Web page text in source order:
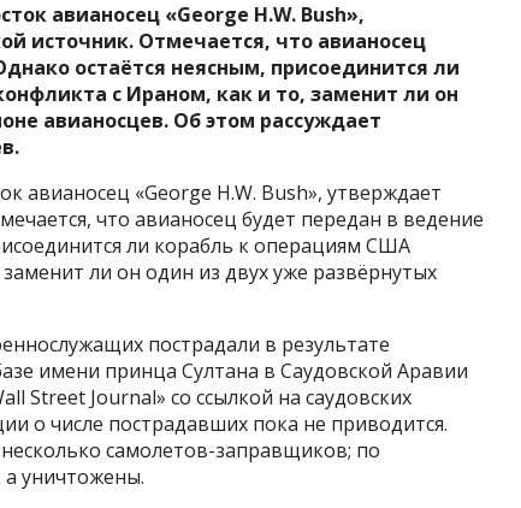
авианосец «George H.W. Bush»,
источник. Отмечается, что авианосец
остаётся неясным, присоединится ли
c Ираном, как и то, заменит ли он
авианосцев. Об этом рассуждает
авианосец «George H.W. Bush», утверждает
что авианосец будет передан в ведение
ли корабль к операциям США
ли он один из двух уже развёрнутых
пострадали в результате
имени принца Султана в Саудовской Аравии
Street Journal» со ссылкой на саудовских
о числе пострадавших пока не приводится.
самолетов-заправщиков; по
уничтожены.